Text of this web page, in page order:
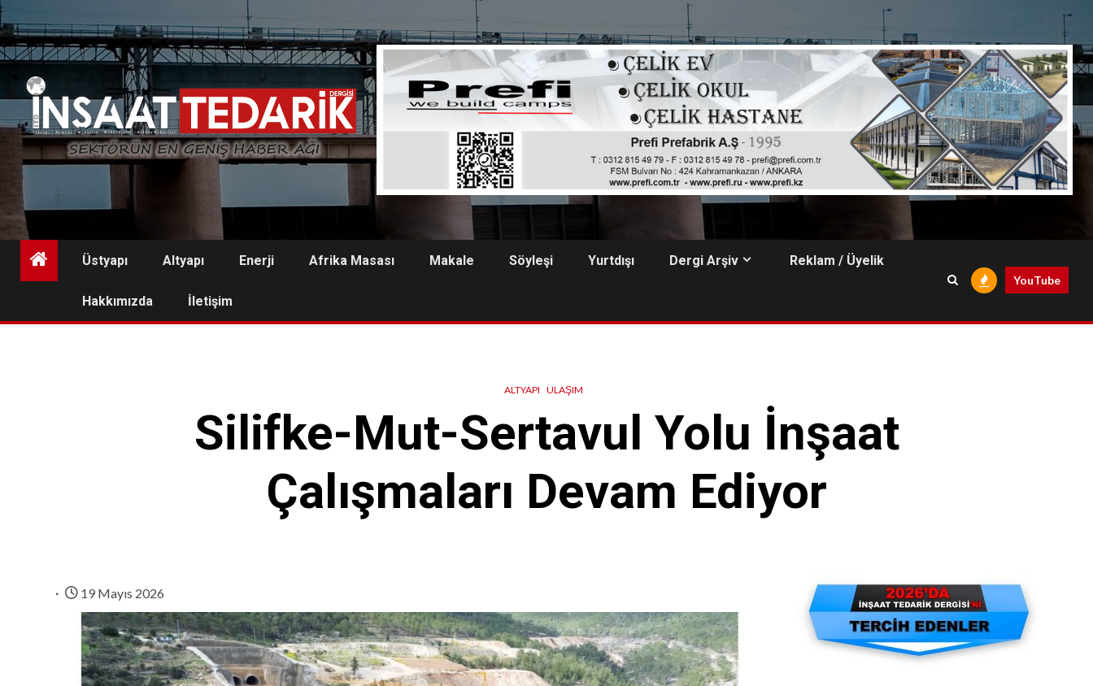
Skip
to
content
Üstyapı Altyapı Enerji Afrika Masası Makale Söyleşi Yurtdışı Dergi Arşiv Reklam / Üyelik
Hakkımızda İletişim
YouTube
ALTYAPI ULAŞIM
Silifke-Mut-Sertavul Yolu İnşaat
Çalışmaları Devam Ediyor
19 Mayıs 2026